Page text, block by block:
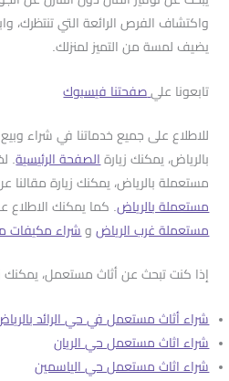
واكتشاف الفرص الرائعة التي تنتظرك،
يضيف لمسة من التميز لمنزلك.
تابعونا علي صفحتنا فيسبوك
للاطلاع على جميع خدماتنا في شراء
بالرياض، يمكنك زيارة الصفحة الرئيسية.
مستعملة بالرياض، يمكنك زيارة مقالنا
مستعملة بالرياض. كما يمكنك الاطلاع
مستعملة غرب الرياضو شراء مكيفات
إذا كنت تبحث عن أثاث مستعمل، يمكنك
شراء أثاث مستعمل في حي الرائد
شراء اثاث مستعمل حي الريان
شراء اثاث مستعمل حي الياسمين